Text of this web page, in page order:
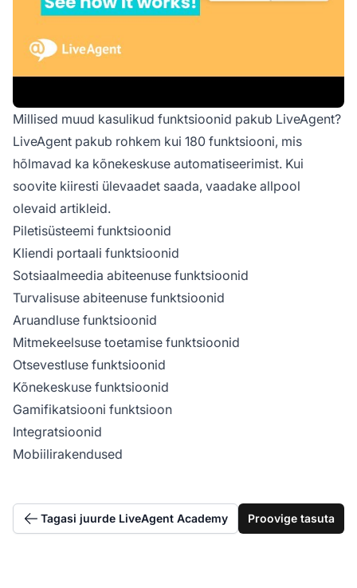
Millised muud kasulikud funktsioonid pakub LiveAgent?
LiveAgent pakub rohkem kui 180 funktsiooni, mis
hõlmavad ka kõnekeskuse automatiseerimist. Kui
soovite kiiresti ülevaadet saada, vaadake allpool
olevaid artikleid.
Piletisüsteemi funktsioonid
Kliendi portaali funktsioonid
Sotsiaalmeedia abiteenuse funktsioonid
Turvalisuse abiteenuse funktsioonid
Aruandluse funktsioonid
Mitmekeelsuse toetamise funktsioonid
Otsevestluse funktsioonid
Kõnekeskuse funktsioonid
Gamifikatsiooni funktsioon
Integratsioonid
Mobiilirakendused
Tagasi juurde LiveAgent Academy Proovige tasuta